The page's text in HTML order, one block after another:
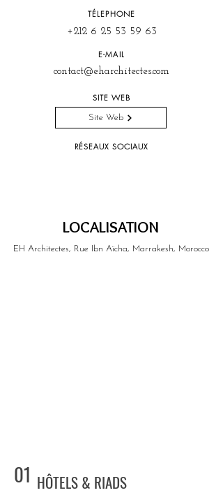
TÉLEPHONE
+212 6 25 53 59 63
E-MAIL
contact@eharchitectes.com
SITE WEB
Site Web
RÉSEAUX SOCIAUX
LOCALISATION
EH Architectes, Rue Ibn Aïcha, Marrakesh, Morocco
01 HÔTELS & RIADS